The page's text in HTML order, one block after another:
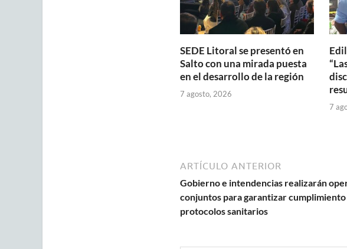
SEDE Litoral se presentó en
Salto con una mirada puesta
en el desarrollo de la región
7 agosto, 2026
7
ARTÍCULO ANTERIOR
Gobierno e intendencias realizarán
conjuntos para garantizar cumplimiento
protocolos sanitarios